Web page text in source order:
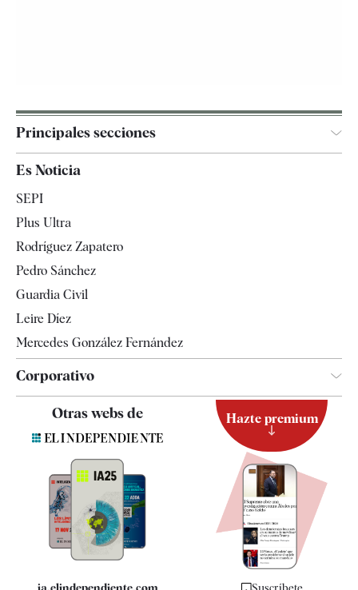
Principales secciones
España
Televisión
Es Noticia
SEPI
Plus Ultra
Rodríguez Zapatero
Pedro Sánchez
Guardia Civil
Leire Díez
Mercedes González Fernández
Corporativo
Contacto
Quiénes somos
Especificaciones
Otras webs de
ia.elindependiente.com
Hazte premium
Suscríbete